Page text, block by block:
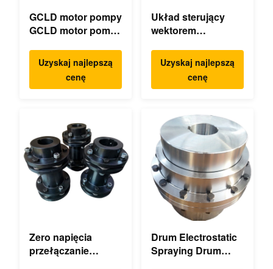
GCLD motor pompy
GCLD motor pompy
niestandardowe 45
2 °C kompaktowy
odcisk
Uzyskaj najlepszą
cenę
Układ sterujący
wektorem
torsyjnie podwójny,
torsyjnie elastyczny
mechanicznie
Uzyskaj najlepszą
cenę
Zero napięcia
przełączanie
Drum Electrostatic
Spraying Drum